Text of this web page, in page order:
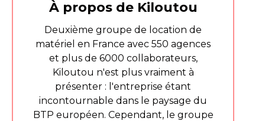
À propos de Kiloutou
Deuxième groupe de location de
matériel en France avec 550 agences
et plus de 6000 collaborateurs,
Kiloutou n'est plus vraiment à
présenter : l'entreprise étant
incontournable dans le paysage du
BTP européen. Cependant, le groupe